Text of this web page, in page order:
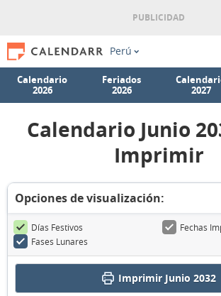
Perú
Calendario
2026
Feriados
2026
2027
Calendario Junio
Imprimir
Opciones de visualización:
Días Festivos
Fechas
Fases Lunares
Imprimir Junio 2032